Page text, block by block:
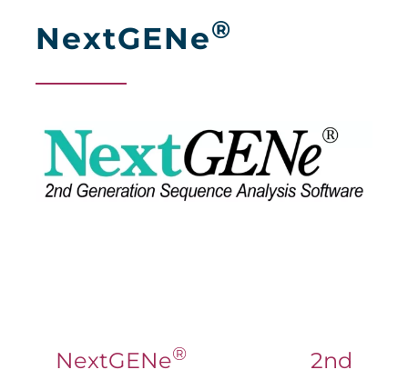
NextGENe®
NextGENe®
2nd